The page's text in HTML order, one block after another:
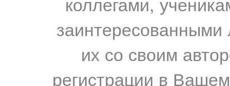
их со своим
регистрации в